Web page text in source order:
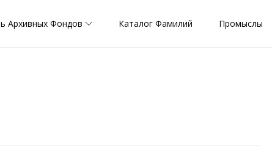
Архивных Фондов Каталог Фамилий Промыслы